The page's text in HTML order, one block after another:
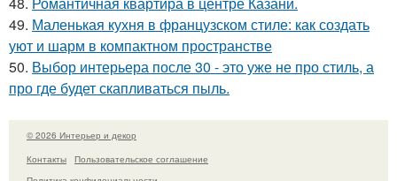
49. Маленькая кухня в французском стиле: как создать
уют и шарм в компактном пространстве
50. Выбор интерьера после 30 - это уже не про стиль, а
про где будет скапливаться пыль.
© 2026 Интерьер и декор
Контакты
Пользовательское соглашение